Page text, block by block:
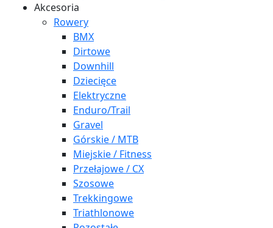
Akcesoria
Rowery
BMX
Dirtowe
Downhill
Dziecięce
Elektryczne
Enduro/Trail
Gravel
Górskie / MTB
Miejskie / Fitness
Przełajowe / CX
Szosowe
Trekkingowe
Triathlonowe